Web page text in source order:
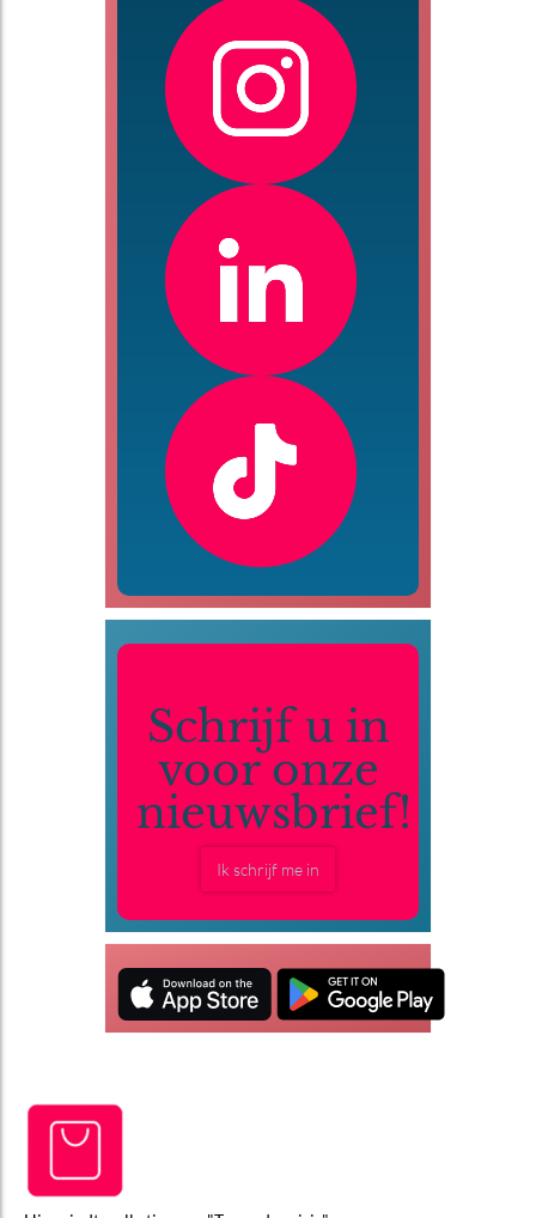
Schrijf u in
voor onze
nieuwsbrief!
Ik schrijf me in